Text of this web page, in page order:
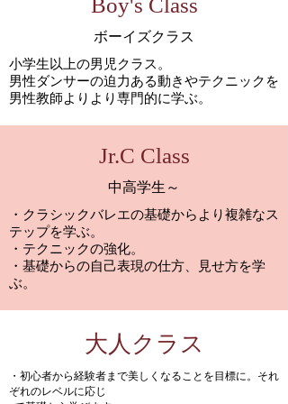
Boy's Class
ボーイズクラス
小学生以上の男児クラス。
男性ダンサーの迫力ある動きやテクニックを
男性教師よりより専門的に学ぶ。
Jr.C Class
中高学生～
・クラシックバレエの基礎からより複雑なス
テップを学ぶ。
・テクニックの強化。
・基礎からの自己表現の仕方、見せ方を学
ぶ。
大人クラス
・初心者から経験者まで美しくなることを目標に。それ
ぞれのレベルに応じ